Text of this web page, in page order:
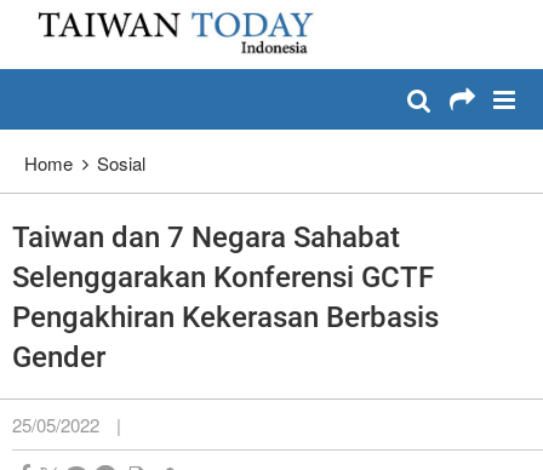
Lewati dan masuk ke konten utama
Home Sosial
Taiwan dan 7 Negara Sahabat
Selenggarakan Konferensi GCTF
Pengakhiran Kekerasan Berbasis
Gender
25/05/2022 |